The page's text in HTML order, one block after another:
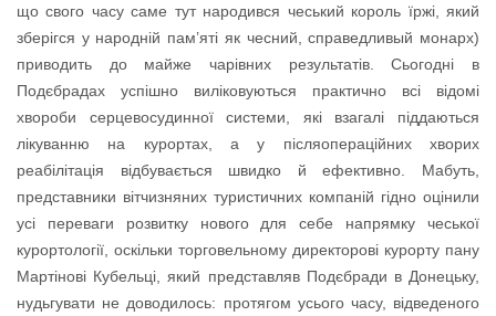
що свого часу саме тут народився чеський король їржі, який
зберігся у народній пам’яті як чесний, справедливый монарх)
приводить до майже чарівних результатів. Сьогодні в
Подєбрадах успішно виліковуються практично всі відомі
хвороби серцевосудинної системи, які взагалі піддаються
лікуванню на курортах, а у післяопераційних хворих
реабілітація відбувається швидко й ефективно. Мабуть,
представники вітчизняних туристичних компаній гідно оцінили
усі переваги розвитку нового для себе напрямку чеської
курортології, оскільки торговельному директорові курорту пану
Мартінові Кубельці, який представляв Подєбради в Донецьку,
нудьгувати не доводилось: протягом усього часу, відведеного